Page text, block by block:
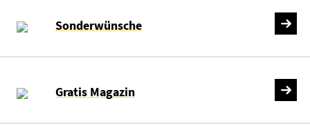
Sonderwünsche
Gratis Magazin